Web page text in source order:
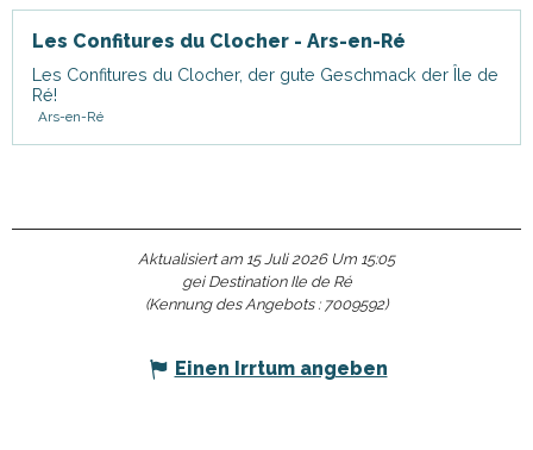
Les Confitures du Clocher - Ars-en-Ré
Les Confitures du Clocher, der gute Geschmack der Île de
Ré!
Ars-en-Ré
Aktualisiert am 15 Juli 2026 Um 15:05
gei Destination Ile de Ré
(Kennung des Angebots : 7009592)
Einen Irrtum angeben